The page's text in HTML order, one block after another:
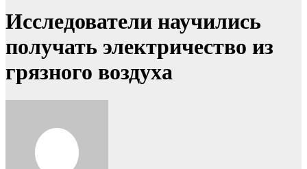
Исследователи научились
получать электричество из
грязного воздуха